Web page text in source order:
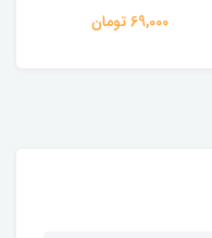
69,000 تومان